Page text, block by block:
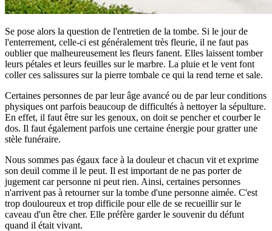
Se pose alors la question de l'entretien de la tombe. Si le jour de
l'enterrement, celle-ci est généralement très fleurie, il ne faut pas
oublier que malheureusement les fleurs fanent. Elles laissent tomber
leurs pétales et leurs feuilles sur le marbre. La pluie et le vent font
coller ces salissures sur la pierre tombale ce qui la rend terne et sale.
Certaines personnes de par leur âge avancé ou de par leur conditions
physiques ont parfois beaucoup de difficultés à nettoyer la sépulture.
En effet, il faut être sur les genoux, on doit se pencher et courber le
dos. Il faut également parfois une certaine énergie pour gratter une
stèle funéraire.
Nous sommes pas égaux face à la douleur et chacun vit et exprime
son deuil comme il le peut. Il est important de ne pas porter de
jugement car personne ni peut rien. Ainsi, certaines personnes
n'arrivent pas à retourner sur la tombe d'une personne aimée. C'est
trop douloureux et trop difficile pour elle de se recueillir sur le
caveau d'un être cher. Elle préfère garder le souvenir du défunt
quand il était vivant.